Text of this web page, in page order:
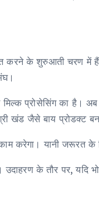
करने के शुरुआती चरण
मिल्क प्रोसेसिंग का है।
खंड जैसे बाय प्रोडक्ट
करेगा। यानी जरूरत
के तौर पर, यदि